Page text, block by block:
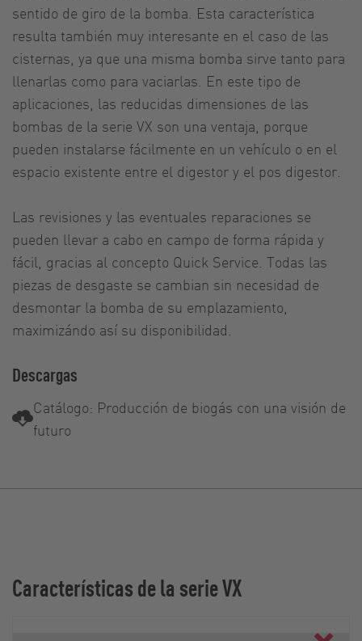
sentido de giro de la bomba. Esta característica
resulta también muy interesante en el caso de las
cisternas, ya que una misma bomba sirve tanto para
llenarlas como para vaciarlas. En este tipo de
aplicaciones, las reducidas dimensiones de las
bombas de la serie VX son una ventaja, porque
pueden instalarse fácilmente en un vehículo o en el
espacio existente entre el digestor y el pos digestor.
Las revisiones y las eventuales reparaciones se
pueden llevar a cabo en campo de forma rápida y
fácil, gracias al concepto Quick Service. Todas las
piezas de desgaste se cambian sin necesidad de
desmontar la bomba de su emplazamiento,
maximizándo así su disponibilidad.
Descargas
Catálogo: Producción de biogás con una visión de
futuro
Características de la serie VX